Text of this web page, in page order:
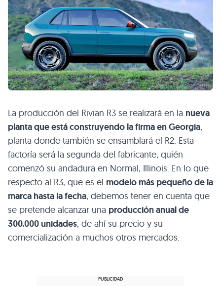
La producción del Rivian R3 se realizará en la nueva
planta que está construyendo la firma en Georgia,
planta donde también se ensamblará el R2. Esta
factoría será la segunda del fabricante, quién
comenzó su andadura en Normal, Illinois. En lo que
respecto al R3, que es el modelo más pequeño de la
marca hasta la fecha, debemos tener en cuenta que
se pretende alcanzar una producción anual de
300.000 unidades, de ahí su precio y su
comercialización a muchos otros mercados.